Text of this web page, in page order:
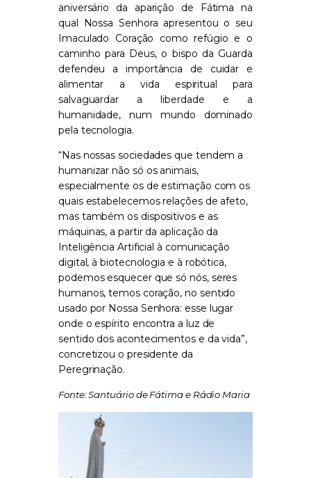
aniversário da aparição de Fátima na
qual Nossa Senhora apresentou o seu
Imaculado Coração como refúgio e o
caminho para Deus, o bispo da Guarda
defendeu a importância de cuidar e
alimentar a vida espiritual para
salvaguardar a liberdade e a
humanidade, num mundo dominado
pela tecnologia.
“Nas nossas sociedades que tendem a
humanizar não só os animais,
especialmente os de estimação com os
quais estabelecemos relações de afeto,
mas também os dispositivos e as
máquinas, a partir da aplicação da
Inteligência Artificial à comunicação
digital, à biotecnologia e à robótica,
podemos esquecer que só nós, seres
humanos, temos coração, no sentido
usado por Nossa Senhora: esse lugar
onde o espírito encontra a luz de
sentido dos acontecimentos e da vida”,
concretizou o presidente da
Peregrinação.
Fonte: Santuário de Fátima e Rádio Maria